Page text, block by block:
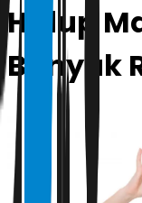
Hidup
Banyak